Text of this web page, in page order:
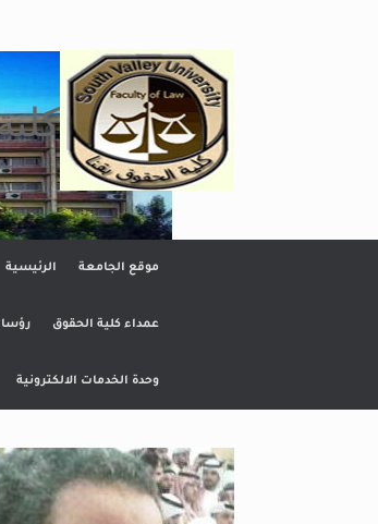
موقع الجامعة الرئيسية
عمداء كلية الحقوق
وحدة الخدمات الالكترونية